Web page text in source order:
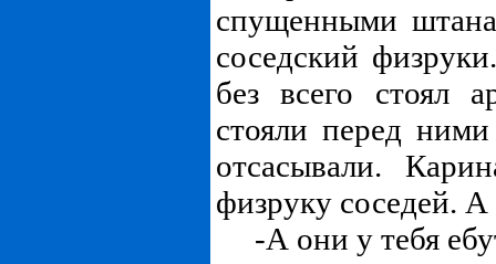
спущенными
соседский
без всего стоял
стояли перед
отсасывали.
физруку соседей.
-А они у тебя